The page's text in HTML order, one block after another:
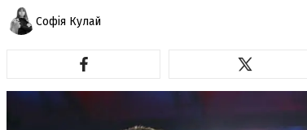
Софія Кулай